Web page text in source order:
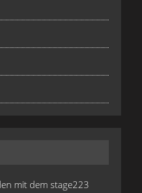
mit dem stage223